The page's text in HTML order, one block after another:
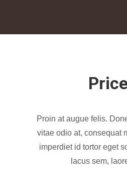
Proin at augue felis.
vitae odio at, consequat
imperdiet id tortor eget
lacus sem,